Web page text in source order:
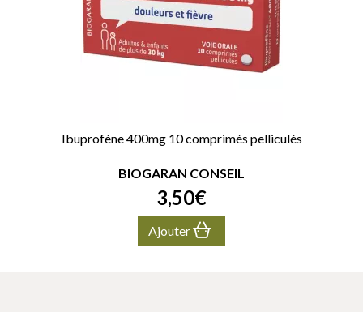
Ibuprofène 400mg 10 comprimés pelliculés
BIOGARAN CONSEIL
3,50€
Ajouter